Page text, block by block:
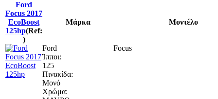
Ford
Focus 2017
EcoBoost
125hp(Ref:
)
Μάρκα Μοντέλο
Ford
Focus
Ίπποι:
125
Πινακίδα:
Μονό
Χρώμα: